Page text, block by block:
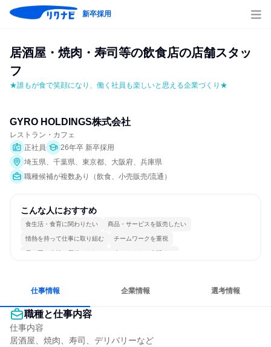
新卒採用
居酒屋・焼肉・寿司等の飲食店の店舗スタッ
フ
★誰もが食で笑顔になり、働く社員も楽しいと思える企業づくり★
GYRO HOLDINGS株式会社
レストラン・カフェ
正社員
26年卒 新卒採用
埼玉県、千葉県、東京都、大阪府、兵庫県
職種候補が複数あり（飲食、小売販売/流通）
こんな人におすすめ
食生活・食育に関わりたい 商品・サービスを販売したい
情熱を持って仕事に取り組む チームワークを重視
長く同じ会社に居続けられる 人とたくさん会話する
仕事情報 企業情報 選考情報
職種と仕事内容
仕事内容
居酒屋、焼肉、寿司、デリバリーなど